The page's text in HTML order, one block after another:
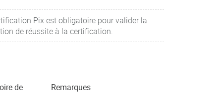
Pix est obligatoire pour valider la
de réussite à la certification.
de Remarques